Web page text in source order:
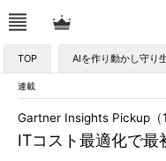
TOP AIを作り動かし守り
連載
ITコスト最適化で
Gartner Insights Pickup（